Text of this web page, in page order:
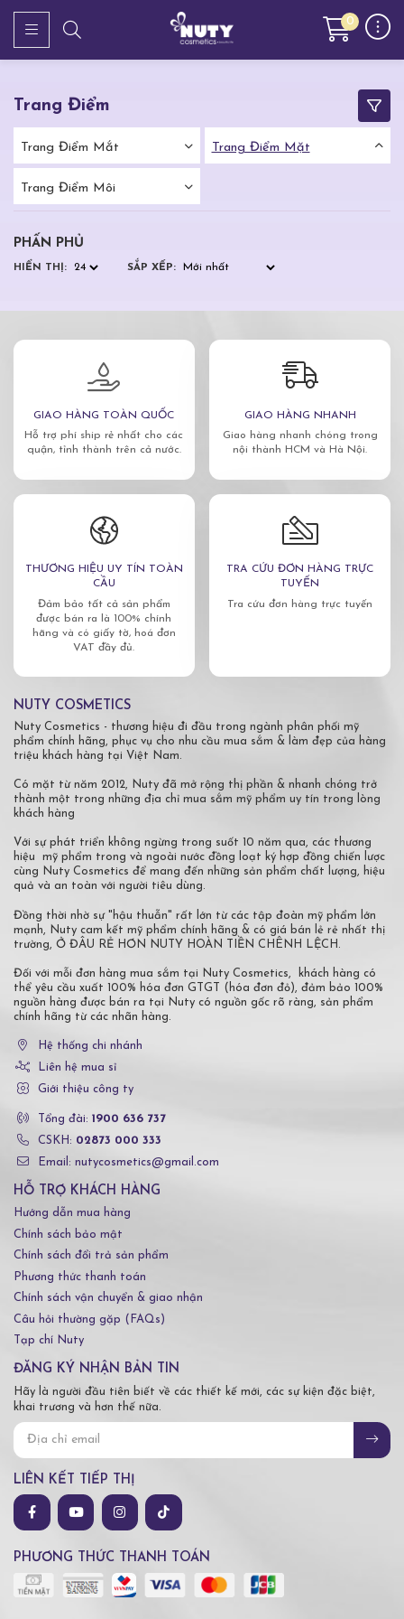
0
Trang Điểm
Trang Điểm Mắt Trang Điểm Mặt
Trang Điểm Môi
PHẤN PHỦ
HIỂN THỊ: SẮP XẾP:
GIAO HÀNG TOÀN QUỐC
Hỗ trợ phí ship rẻ nhất cho các
quận, tỉnh thành trên cả nước.
GIAO HÀNG NHANH
Giao hàng nhanh chóng trong
nội thành HCM và Hà Nội.
THƯƠNG HIỆU UY TÍN TOÀN
CẦU
Đảm bảo tất cả sản phẩm
được bán ra là 100% chính
hãng và có giấy tờ, hoá đơn
VAT đầy đủ.
TRA CỨU ĐƠN HÀNG TRỰC
TUYẾN
Tra cứu đơn hàng trực tuyến
NUTY COSMETICS
Nuty Cosmetics - thương hiệu đi đầu trong ngành phân phối mỹ
phẩm chính hãng, phục vụ cho nhu cầu mua sắm & làm đẹp của hàng
triệu khách hàng tại Việt Nam.
Có mặt từ năm 2012, Nuty đã mở rộng thị phần & nhanh chóng trở
thành một trong những địa chỉ mua sắm mỹ phẩm uy tín trong lòng
khách hàng
Với sự phát triển không ngừng trong suốt 10 năm qua, các thương
hiệu mỹ phẩm trong và ngoài nước đồng loạt ký hợp đồng chiến lược
cùng Nuty Cosmetics để mang đến những sản phẩm chất lượng, hiệu
quả và an toàn với người tiêu dùng.
Đồng thời nhờ sự "hậu thuẫn" rất lớn từ các tập đoàn mỹ phẩm lớn
mạnh, Nuty cam kết mỹ phẩm chính hãng & có giá bán lẻ rẻ nhất thị
trường, Ở ĐÂU RẺ HƠN NUTY HOÀN TIỀN CHÊNH LỆCH.
Đối với mỗi đơn hàng mua sắm tại Nuty Cosmetics, khách hàng có
thể yêu cầu xuất 100% hóa đơn GTGT (hóa đơn đỏ), đảm bảo 100%
nguồn hàng được bán ra tại Nuty có nguồn gốc rõ ràng, sản phẩm
chính hãng từ các nhãn hàng.
Hệ thống chi nhánh
Liên hệ mua sỉ
Giới thiệu công ty
Tổng đài: 1900 636 737
CSKH: 02873 000 333
Email: nutycosmetics@gmail.com
HỖ TRỢ KHÁCH HÀNG
Hướng dẫn mua hàng
Chính sách bảo mật
Chính sách đổi trả sản phẩm
Phương thức thanh toán
Chính sách vận chuyển & giao nhận
Câu hỏi thường gặp (FAQs)
Tạp chí Nuty
ĐĂNG KÝ NHẬN BẢN TIN
Hãy là người đầu tiên biết về các thiết kế mới, các sự kiện đặc biệt,
khai trương và hơn thế nữa.
LIÊN KẾT TIẾP THỊ
PHƯƠNG THỨC THANH TOÁN